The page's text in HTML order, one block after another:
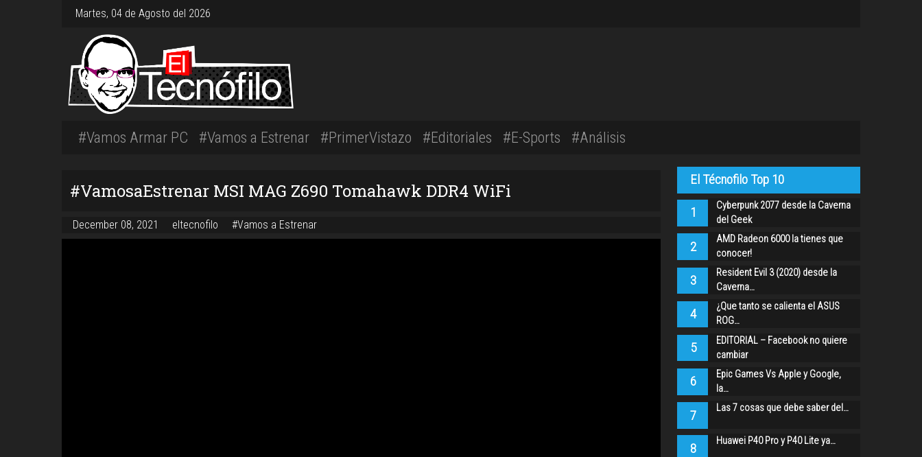
Martes, 04 de Agosto del 2026
#Vamos Armar PC #Vamos a Estrenar #PrimerVistazo #Editoriales #E-Sports #Análisis
#VamosaEstrenar MSI MAG Z690 Tomahawk DDR4 WiFi
December 08, 2021 eltecnofilo #Vamos a Estrenar
El Técnofilo Top 10
1
Cyberpunk 2077 desde la Caverna
del Geek
2
AMD Radeon 6000 la tienes que
conocer!
3
Resident Evil 3 (2020) desde la
Caverna…
4
¿Que tanto se calienta el ASUS
ROG…
5
EDITORIAL – Facebook no quiere
cambiar
6
Epic Games Vs Apple y Google,
la…
7 Las 7 cosas que debe saber del…
8 Huawei P40 Pro y P40 Lite ya…